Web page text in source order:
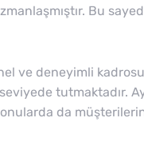
Bu
ve deneyimli
tutmaktadır.
da